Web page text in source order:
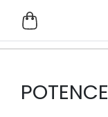
POTENCE